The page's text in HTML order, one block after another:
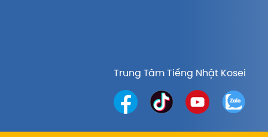
Trung Tâm Tiếng Nhật Kosei